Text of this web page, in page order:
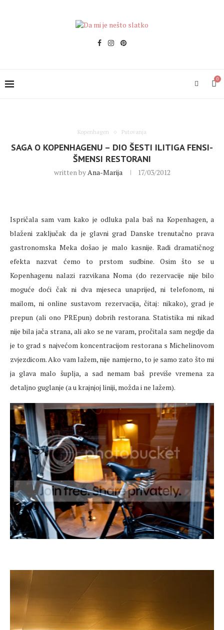
0
Kopenhagen Putovanja
SAGA O KOPENHAGENU – DIO ŠESTI ILITIGA FENSI-
ŠMENSI RESTORANI
written byAna-Marija 17/03/2012
Ispričala sam vam kako je odluka pala baš na Kopenhagen, a
blaženi zaključak da je glavni grad Danske trenutačno prava
gastronomska Meka došao je malo kasnije. Radi dramatičnog
efekta nazvat ćemo to prstom sudbine. Osim što se u
Kopenhagenu nalazi razvikana Noma (do rezervacije nije bilo
moguće doći čak ni dva mjeseca unaprijed, ni telefonom, ni
mailom, ni online sustavom rezervacija, čitaj: nikako), grad je
prepun (ali ono PREpun) dobrih restorana. Statistika mi nikad
nije bila jača strana, ali ako se ne varam, pročitala sam negdje da
je to grad s najvećom koncentracijom restorana s Michelinovom
zvjezdicom. Ako vam lažem, nije namjerno, to je samo zato što mi
ja glava malo šuplja, a sad nemam baš previše vremena za
detaljno guglanje (a u krajnjoj liniji, možda i ne lažem).